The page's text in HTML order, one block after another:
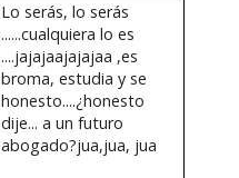
Lo serás, lo serás
......cualquiera lo es
....jajajaajajajaa ,es
broma, estudia y se
honesto....¿honesto
dije... a un futuro
abogado?jua,jua, jua